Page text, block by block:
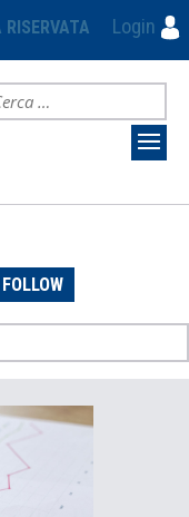
RISERVATA Login
FOLLOW